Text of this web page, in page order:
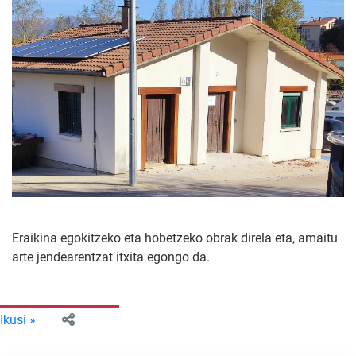
Eraikina egokitzeko eta hobetzeko obrak direla eta, amaitu
arte jendearentzat itxita egongo da.
Ikusi »